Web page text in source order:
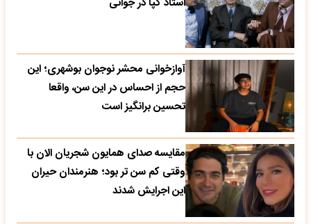
آوازخوانی محشر نوجوان بوشهری؛ این
حجم از احساس در این سن، واقعا
تحسین‌ برانگیز است
مقایسه صدای همایون شجریان الان با
وقتی کم سن تر بود؛ هنرمندان حیران
این اجرایش شدند